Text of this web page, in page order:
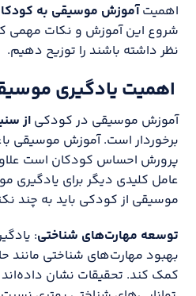
اهمیتآموزش موسیقی به
شروع این آموزش و نکات مهمی که
نظر داشته باشند را توزیح دهیم.
اهمیت یادگیری
آموزش موسیقی در کودکیاز
برخوردار است. آموزش موسیقی
پرورش احساس کودکان است
عامل کلیدی دیگر برای
موسیقی از کودکی باید به چند
توسعه مهارت‌های شناختی:
بهبود مهارت‌های شناختی مانند
کمک کند. تحقیقات نشان داده‌اند